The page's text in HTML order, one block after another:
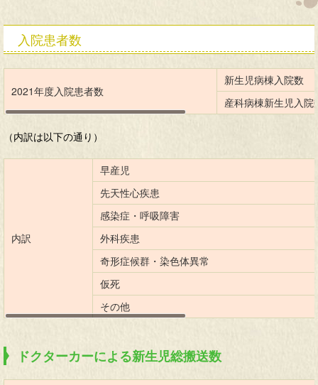
入院患者数
2021年度入院患者数
新生児病棟入院数
産科病棟新生児入院
（内訳は以下の通り）
内訳
早産児
先天性心疾患
感染症・呼吸障害
外科疾患
奇形症候群・染色体異常
仮死
その他
ドクターカーによる新生児総搬送数